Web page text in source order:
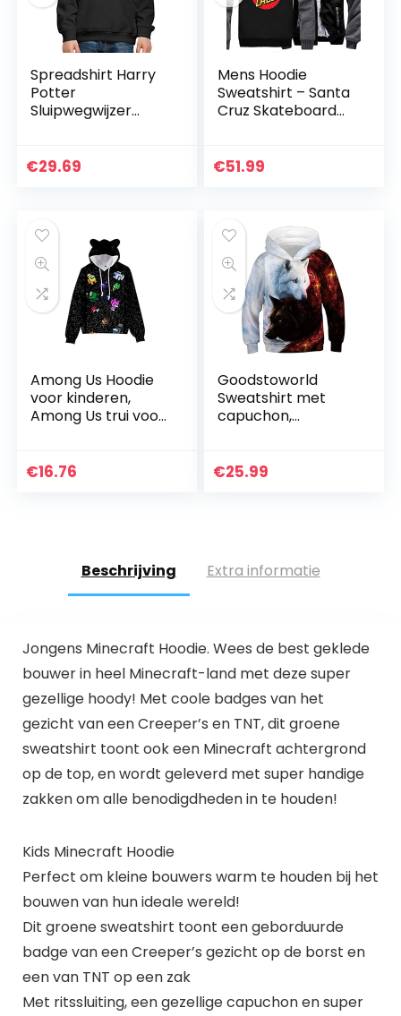
Spreadshirt Harry
Potter
Sluipwegwijzer
capuchon
€29.69
Mens Hoodie
Sweatshirt – Santa
Cruz Skateboard
Honkbal Uniform
€51.99
Among Us Hoodie
voor kinderen,
Among Us trui voor
Us Cosplay
€16.76
Goodstoworld
Sweatshirt met
capuchon,
jongens en meisjes
€25.99
Beschrijving Extra informatie
Jongens Minecraft Hoodie. Wees de best geklede
bouwer in heel Minecraft-land met deze super
gezellige hoody! Met coole badges van het
gezicht van een Creeper’s en TNT, dit groene
sweatshirt toont ook een Minecraft achtergrond
op de top, en wordt geleverd met super handige
zakken om alle benodigdheden in te houden!
Kids Minecraft Hoodie
Perfect om kleine bouwers warm te houden bij het
bouwen van hun ideale wereld!
Dit groene sweatshirt toont een geborduurde
badge van een Creeper’s gezicht op de borst en
een van TNT op een zak
Met ritssluiting, een gezellige capuchon en super